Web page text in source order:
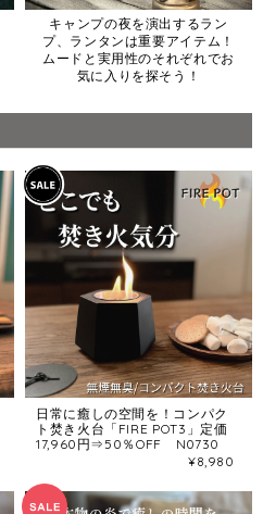
キャンプの夜を演出するラン
プ、ランタンは重要アイテム！
ムードと実用性のそれぞれでお
気に入りを探そう！
日常に癒しの空間を！コンパク
ト焚き火台「FIRE POT3」定価
17,960円⇒50％OFF N0730
¥8,980